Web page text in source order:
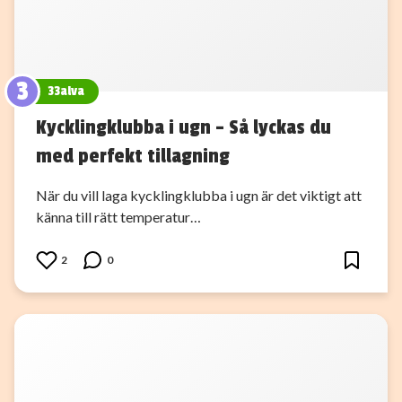
3 33alva
Kycklingklubba i ugn – Så lyckas du
med perfekt tillagning
När du vill laga kycklingklubba i ugn är det viktigt att
känna till rätt temperatur…
2 0